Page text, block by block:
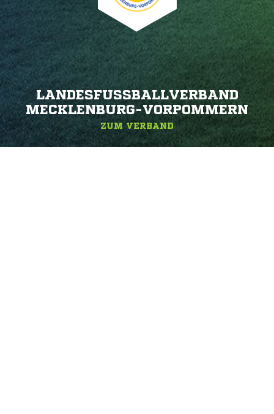
LANDESFUSSBALLVERBAND M
ECKLENBURG-VORPOMMERN
ZUM VERBAND